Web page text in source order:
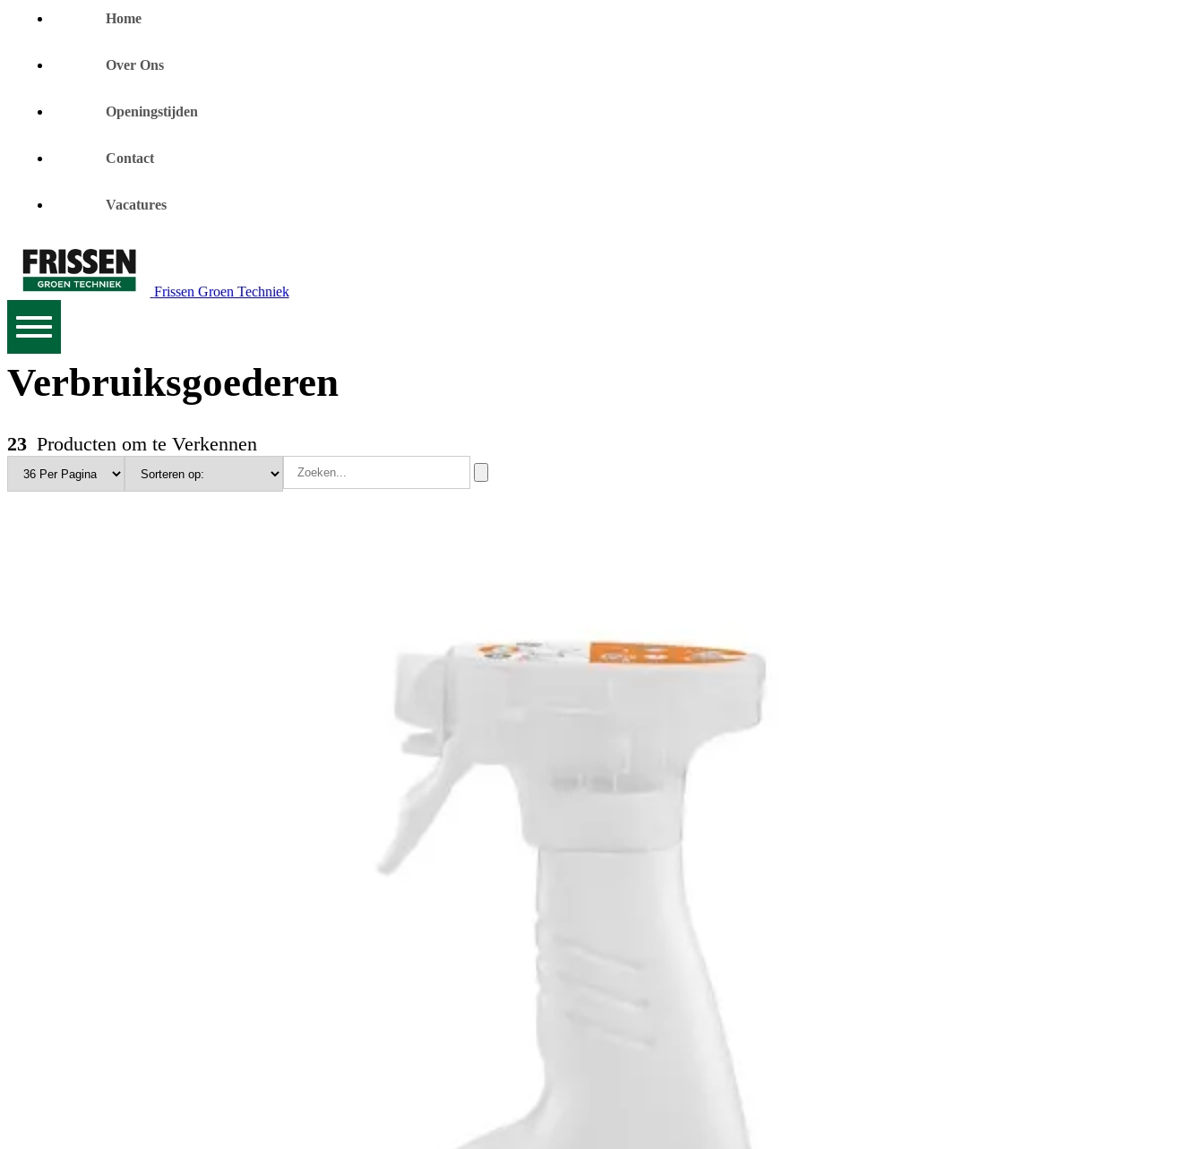
Home
Over Ons
Openingstijden
Contact
Vacatures
Frissen Groen Techniek
Verbruiksgoederen
23 Producten om te Verkennen